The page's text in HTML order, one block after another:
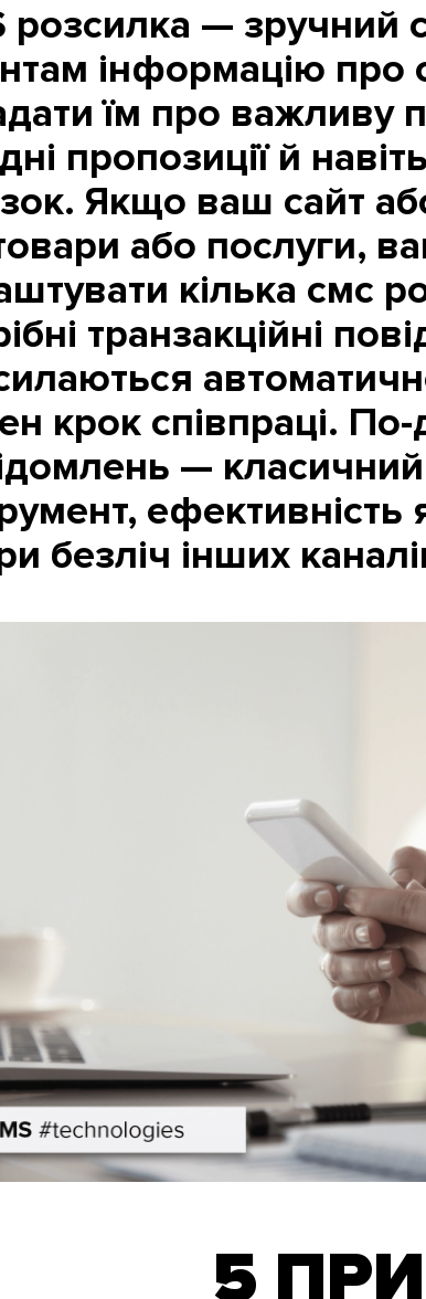
розсилка — зручний
інформацію про
їм про важливу
пропозиції й
Якщо ваш сайт
або послуги,
кілька смс
транзакційні
крок співпраці.
—
безліч інших
5